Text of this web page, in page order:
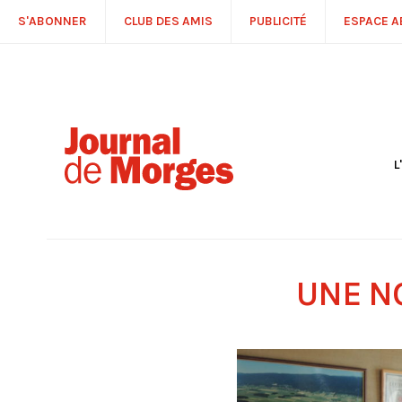
S'ABONNER CLUB DES AMIS PUBLICITÉ ESPACE
UNE